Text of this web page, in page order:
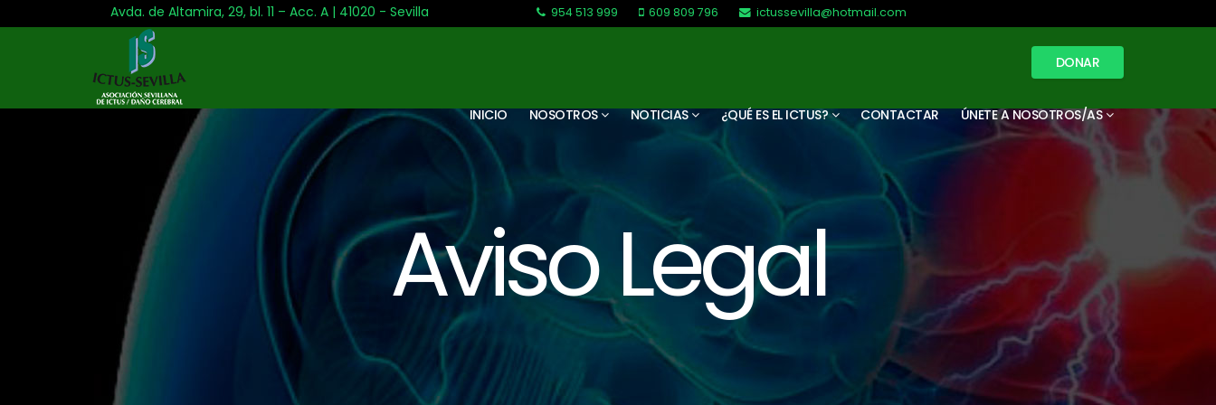
Avda. de Altamira, 29, bl. 11 – Acc. A | 41020 - Sevilla 954 513 999 609 809 796
ictussevilla@hotmail.com
DONAR
INICIO NOSOTROS NOTICIAS ¿QUÉ ES EL ICTUS? CONTACTAR ÚNETE A NOSOTROS/AS
Aviso Legal